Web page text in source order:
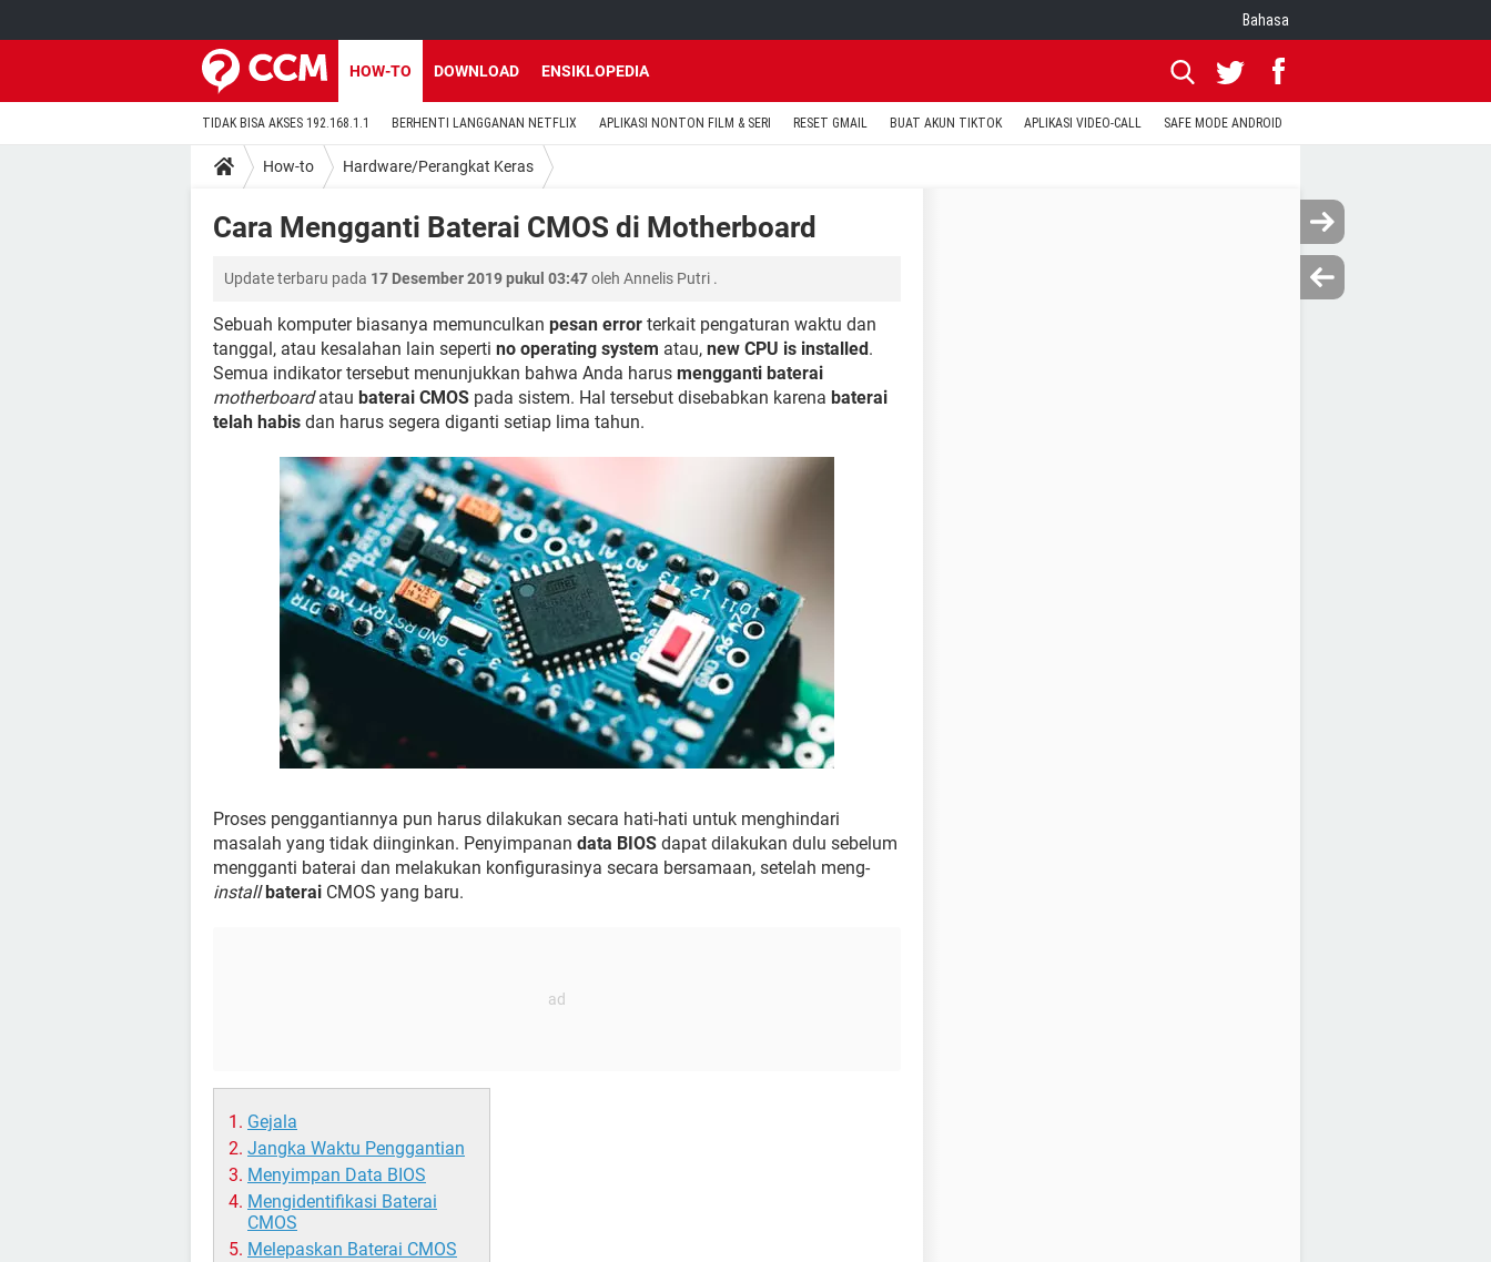
Bahasa
HOW-TO DOWNLOAD ENSIKLOPEDIA
TIDAK BISA AKSES 192.168.1.1 BERHENTI LANGGANAN NETFLIX APLIKASI NONTON FILM & SERI RESET GMAIL BUAT AKUN TIKTOK APLIKASI VIDEO-CALL SAFE MODE ANDROID
How-to Hardware/Perangkat Keras
Cara Mengganti Baterai CMOS di Motherboard
Update terbaru pada 17 Desember 2019 pukul 03:47oleh Annelis Putri .
Sebuah komputer biasanya memunculkan pesan error terkait pengaturan waktu dan
tanggal, atau kesalahan lain seperti no operating system atau, new CPU is installed.
Semua indikator tersebut menunjukkan bahwa Anda harus mengganti baterai
motherboardatau baterai CMOS pada sistem. Hal tersebut disebabkan karena baterai
telah habis dan harus segera diganti setiap lima tahun.
Proses penggantiannya pun harus dilakukan secara hati-hati untuk menghindari
masalah yang tidak diinginkan. Penyimpanan data BIOS dapat dilakukan dulu sebelum
mengganti baterai dan melakukan konfigurasinya secara bersamaan, setelah meng-
install baterai CMOS yang baru.
Gejala
Jangka Waktu Penggantian
Menyimpan Data BIOS
Mengidentifikasi Baterai
CMOS
Melepaskan Baterai CMOS